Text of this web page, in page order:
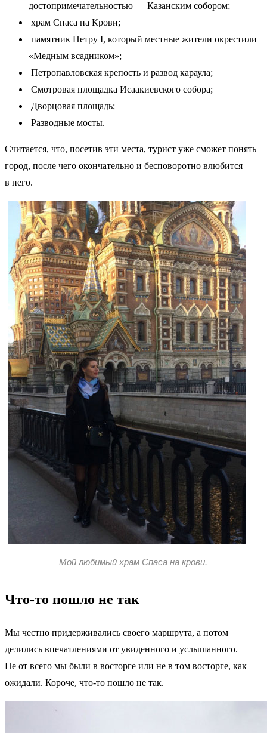
достопримечательностью — Казанским собором;
храм Спаса на Крови;
памятник Петру І, который местные жители окрестили
«Медным всадником»;
Петропавловская крепость и развод караула;
Смотровая площадка Исаакиевского собора;
Дворцовая площадь;
Разводные мосты.
Считается, что, посетив эти места, турист уже сможет понять
город, после чего окончательно и бесповоротно влюбится
в него.
Мой любимый храм Спаса на крови.
Что-то пошло не так
Мы честно придерживались своего маршрута, а потом
делились впечатлениями от увиденного и услышанного.
Не от всего мы были в восторге или не в том восторге, как
ожидали. Короче, что-то пошло не так.